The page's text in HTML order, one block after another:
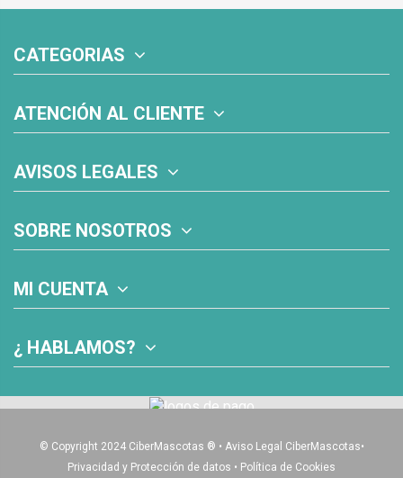
CATEGORIAS
ATENCIÓN AL CLIENTE
AVISOS LEGALES
SOBRE NOSOTROS
MI CUENTA
¿ HABLAMOS?
© Copyright 2024 CiberMascotas ® • Aviso Legal CiberMascotas•
Privacidad y Protección de datos • Política de Cookies